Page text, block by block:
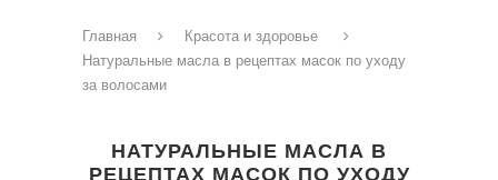
Главная
Красота и здоровье
Натуральные масла в рецептах масок по уходу
за волосами
НАТУРАЛЬНЫЕ МАСЛА В
РЕЦЕПТАХ МАСОК ПО УХОДУ